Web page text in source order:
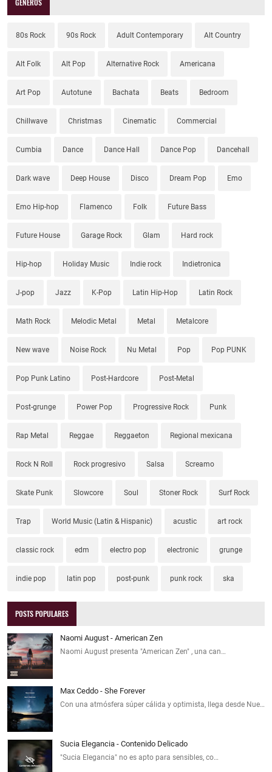
GÉNEROS
80s Rock 90s Rock Adult Contemporary Alt Country
Alt Folk Alt Pop Alternative Rock Americana
Art Pop Autotune Bachata Beats Bedroom
Chillwave Christmas Cinematic Commercial
Cumbia Dance Dance Hall Dance Pop Dancehall
Dark wave Deep House Disco Dream Pop Emo
Emo Hip-hop Flamenco Folk Future Bass
Future House Garage Rock Glam Hard rock
Hip-hop Holiday Music Indie rock Indietronica
J-pop Jazz K-Pop Latin Hip-Hop Latin Rock
Math Rock Melodic Metal Metal Metalcore
New wave Noise Rock Nu Metal Pop Pop PUNK
Pop Punk Latino Post-Hardcore Post-Metal
Post-grunge Power Pop Progressive Rock Punk
Rap Metal Reggae Reggaeton Regional mexicana
Rock N Roll Rock progresivo Salsa Screamo
Skate Punk Slowcore Soul Stoner Rock Surf Rock
Trap World Music (Latin & Hispanic) acustic art rock
classic rock edm electro pop electronic grunge
indie pop latin pop post-punk punk rock ska
POSTS POPULARES
Naomi August - American Zen
Naomi August presenta "American Zen" , una can…
Max Ceddo - She Forever
Con una atmósfera súper cálida y optimista, llega desde Nue…
Sucia Elegancia - Contenido Delicado
"Sucia Elegancia" no es apto para sensibles, co…